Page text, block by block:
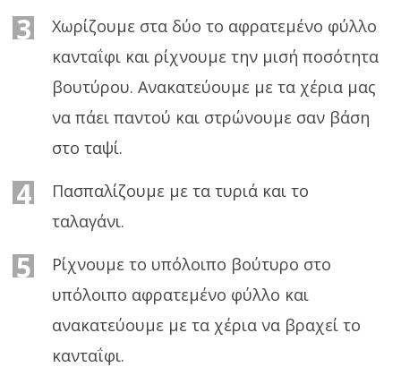
3
Χωρίζουμε στα δύο το αφρατεμένο φύλλο
κανταΐφι και ρίχνουμε την μισή ποσότητα
βουτύρου. Ανακατεύουμε με τα χέρια μας
να πάει παντού και στρώνουμε σαν βάση
στο ταψί.
4
Πασπαλίζουμε με τα τυριά και το
ταλαγάνι.
5
Ρίχνουμε το υπόλοιπο βούτυρο στο
υπόλοιπο αφρατεμένο φύλλο και
ανακατεύουμε με τα χέρια να βραχεί το
κανταΐφι.